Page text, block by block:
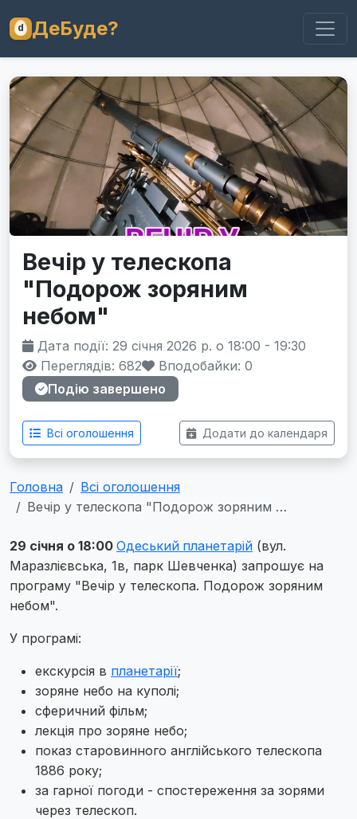
ДеБуде?
Вечір у телескопа
"Подорож зоряним
небом"
Дата події: 29 січня 2026 р. о 18:00 - 19:30
Переглядів: 682
Вподобайки: 0
Подію завершено
Всі оголошення Додати до календаря
Головна
Всі оголошення
Вечір у телескопа "Подорож зоряним …
29 січня о 18:00 Одеський планетарій (вул.
Маразлієвська, 1в, парк Шевченка) запрошує на
програму "Вечір у телескопа. Подорож зоряним
небом".
У програмі:
екскурсія в планетарії;
зоряне небо на куполі;
сферичний фільм;
лекція про зоряне небо;
показ старовинного англійського телескопа
1886 року;
за гарної погоди - спостереження за зорями
через телескоп.